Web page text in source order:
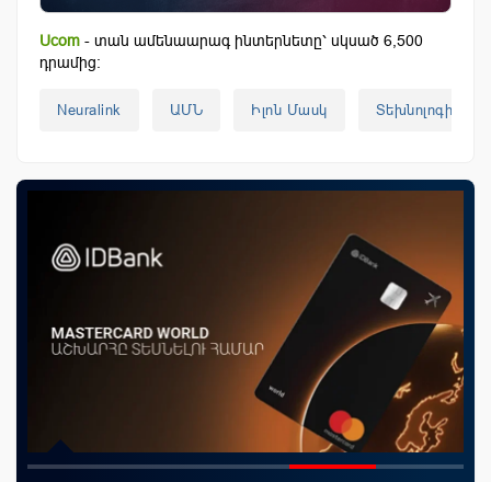
Ucom - տան ամենաարագ ինտերնետը՝ սկսած 6,500
դրամից:
Neuralink ԱՄՆ Իլոն Մասկ Տեխնոլոգիաներ